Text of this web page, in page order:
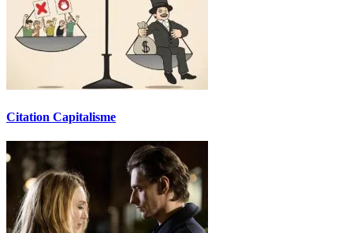
Citation Capitalisme